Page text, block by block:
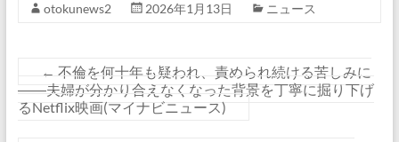
otokunews2 2026年1月13日 ニュース
← 不倫を何十年も疑われ、責められ続ける苦しみに
――夫婦が分かり合えなくなった背景を丁寧に掘り下げ
るNetflix映画(マイナビニュース)